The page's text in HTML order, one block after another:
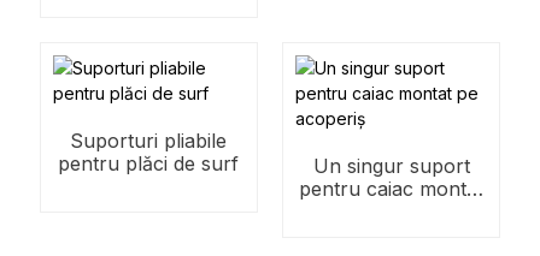
Suporturi pliabile
pentru plăci de surf
Un singur suport
pentru caiac montat